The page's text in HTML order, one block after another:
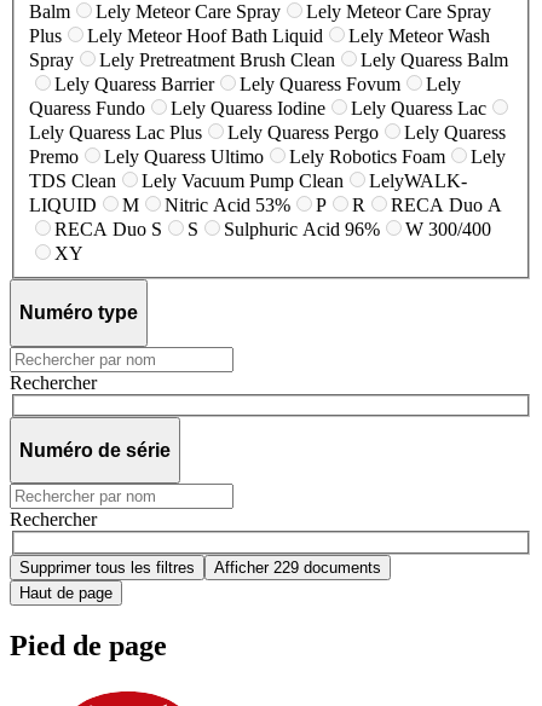
Balm
Lely Meteor Care Spray
Lely Meteor Care Spray
Plus
Lely Meteor Hoof Bath Liquid
Lely Meteor Wash
Spray
Lely Pretreatment Brush Clean
Lely Quaress Balm
Lely Quaress Barrier
Lely Quaress Fovum
Lely
Quaress Fundo
Lely Quaress Iodine
Lely Quaress Lac
Lely Quaress Lac Plus
Lely Quaress Pergo
Lely Quaress
Premo
Lely Quaress Ultimo Lely Robotics Foam
Lely
TDS Clean
Lely Vacuum Pump Clean
LelyWALK-
LIQUID
M Nitric Acid 53% P R
RECA Duo A
RECA Duo S
S Sulphuric Acid 96%
W 300/400
XY
Numéro type
Rechercher
Numéro de série
Rechercher
Supprimer tous les filtres
Afficher 229 documents
Haut de page
Pied de page